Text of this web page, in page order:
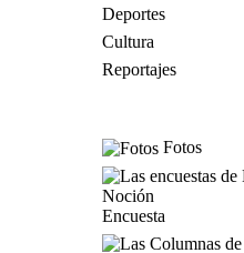
Deportes
Cultura
Reportajes
Fotos
Encuesta